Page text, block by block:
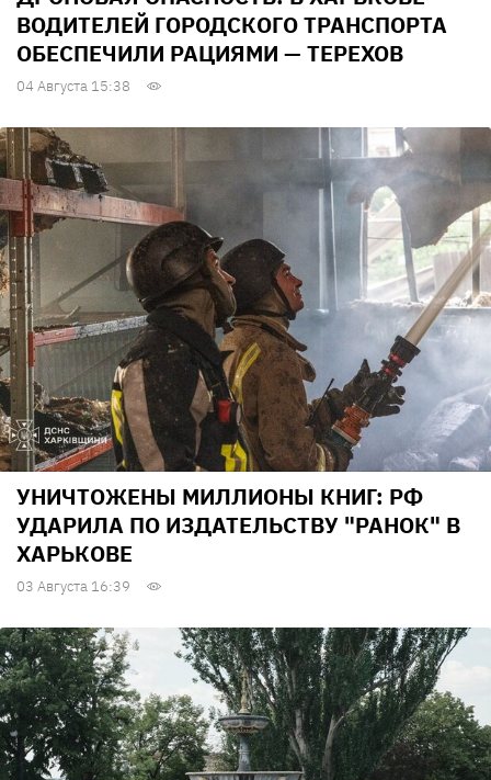
ВОДИТЕЛЕЙ ГОРОДСКОГО ТРАНСПОРТА
ОБЕСПЕЧИЛИ РАЦИЯМИ — ТЕРЕХОВ
04 Августа 15:38
УНИЧТОЖЕНЫ МИЛЛИОНЫ КНИГ: РФ
УДАРИЛА ПО ИЗДАТЕЛЬСТВУ "РАНОК" В
ХАРЬКОВЕ
03 Августа 16:39